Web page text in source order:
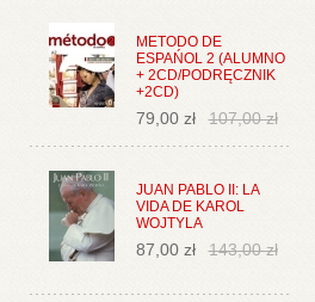
METODO DE
ESPAŃOL 2 (ALUMNO
+ 2CD/PODRĘCZNIK
+2CD)
79,00 zł 107,00 zł
JUAN PABLO II: LA
VIDA DE KAROL
WOJTYLA
87,00 zł 143,00 zł